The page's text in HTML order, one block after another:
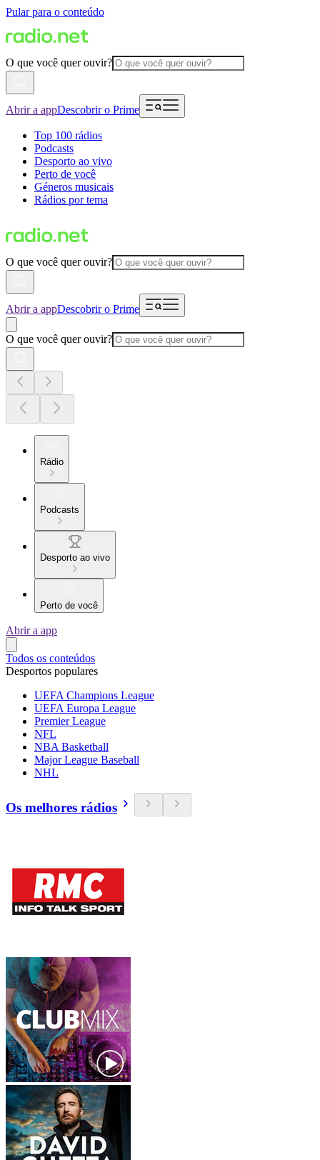
Pular para o conteúdo
O que você quer ouvir?
Abrir a appDescobrir o Prime
Top 100 rádios
Podcasts
Desporto ao vivo
Perto de você
Géneros musicais
Rádios por tema
O que você quer ouvir?
Abrir a appDescobrir o Prime
O que você quer ouvir?
Rádio
Podcasts
Desporto ao vivo
Perto de você
Abrir a app
Todos os conteúdos
Desportos populares
UEFA Champions League
UEFA Europa League
Premier League
NFL
NBA Basketball
Major League Baseball
NHL
Os melhores rádios